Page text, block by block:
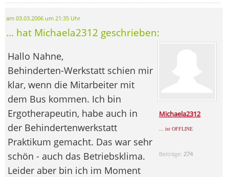
am 03.03.2006 um 21:35 Uhr
... hat Michaela2312 geschrieben:
Michaela2312
... ist OFFLINE
Beiträge: 274
Hallo Nahne,
Behinderten-Werkstatt schien mir
klar, wenn die Mitarbeiter mit
dem Bus kommen. Ich bin
Ergotherapeutin, habe auch in
der Behindertenwerkstatt
Praktikum gemacht. Das war sehr
schön - auch das Betriebsklima.
Leider aber bin ich im Moment